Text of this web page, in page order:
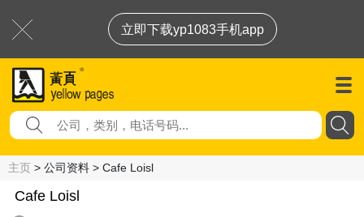
立即下载yp1083手机app
主页 > 公司资料 > Cafe Loisl
Cafe Loisl